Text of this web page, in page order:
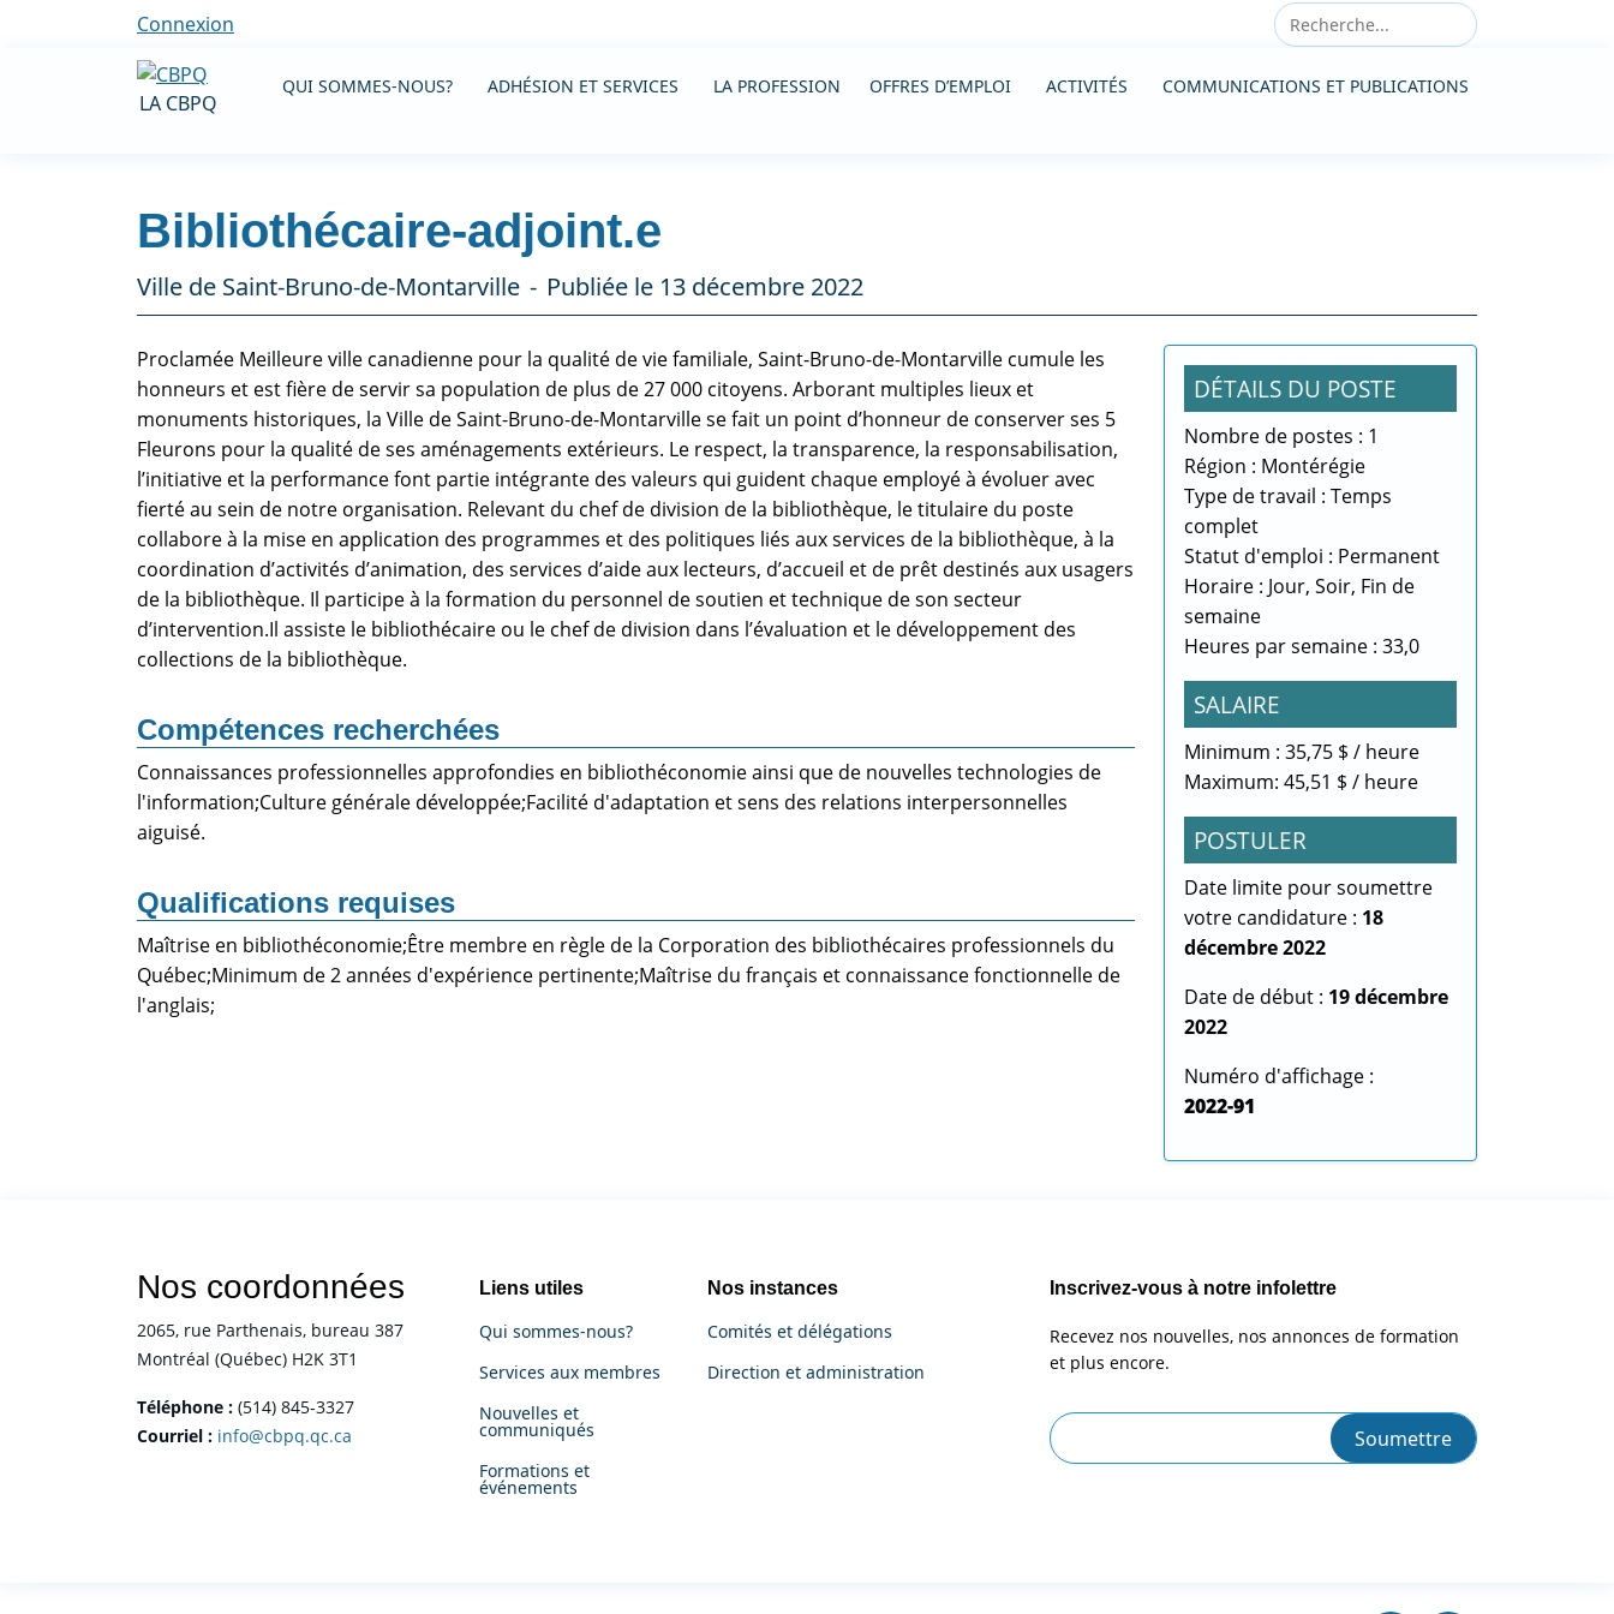
Connexion
LA CBPQ
QUI SOMMES-NOUS? ADHÉSION ET SERVICES LA PROFESSION OFFRES D’EMPLOI ACTIVITÉS COMMUNICATIONS ET PUBLICATIONS
Bibliothécaire-adjoint.e
Ville de Saint-Bruno-de-Montarville Publiée le 13 décembre 2022
DÉTAILS DU POSTE
Nombre de postes : 1
Région : Montérégie
Type de travail : Temps
complet
Statut d'emploi : Permanent
Horaire : Jour, Soir, Fin de
semaine
Heures par semaine : 33,0
SALAIRE
Minimum : 35,75 $ / heure
Maximum: 45,51 $ / heure
POSTULER
Date limite pour soumettre
votre candidature : 18
décembre 2022
Date de début : 19 décembre
2022
Numéro d'affichage :
2022-91
Proclamée Meilleure ville canadienne pour la qualité de vie familiale, Saint-Bruno-de-Montarville cumule les
honneurs et est fière de servir sa population de plus de 27 000 citoyens. Arborant multiples lieux et
monuments historiques, la Ville de Saint-Bruno-de-Montarville se fait un point d’honneur de conserver ses 5
Fleurons pour la qualité de ses aménagements extérieurs. Le respect, la transparence, la responsabilisation,
l’initiative et la performance font partie intégrante des valeurs qui guident chaque employé à évoluer avec
fierté au sein de notre organisation. Relevant du chef de division de la bibliothèque, le titulaire du poste
collabore à la mise en application des programmes et des politiques liés aux services de la bibliothèque, à la
coordination d’activités d’animation, des services d’aide aux lecteurs, d’accueil et de prêt destinés aux usagers
de la bibliothèque. Il participe à la formation du personnel de soutien et technique de son secteur
d’intervention.Il assiste le bibliothécaire ou le chef de division dans l’évaluation et le développement des
collections de la bibliothèque.
Compétences recherchées
Connaissances professionnelles approfondies en bibliothéconomie ainsi que de nouvelles technologies de
l'information;Culture générale développée;Facilité d'adaptation et sens des relations interpersonnelles
aiguisé.
Qualifications requises
Maîtrise en bibliothéconomie;Être membre en règle de la Corporation des bibliothécaires professionnels du
Québec;Minimum de 2 années d'expérience pertinente;Maîtrise du français et connaissance fonctionnelle de
l'anglais;
Inscrivez-vous à notre infolettre
Recevez nos nouvelles, nos annonces de formation
et plus encore.
Nos coordonnées
2065, rue Parthenais, bureau 387
Montréal (Québec) H2K 3T1
Téléphone : (514) 845-3327
Courriel : info@cbpq.qc.ca
Liens utiles
Qui sommes-nous?
Services aux membres
Nouvelles et
communiqués
Formations et
événements
Nos instances
Comités et délégations
Direction et administration